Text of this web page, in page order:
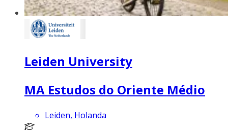
Leiden University
MA Estudos do Oriente Médio
Leiden, Holanda